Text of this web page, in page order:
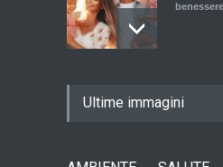
benessere
una
Ultime immagini